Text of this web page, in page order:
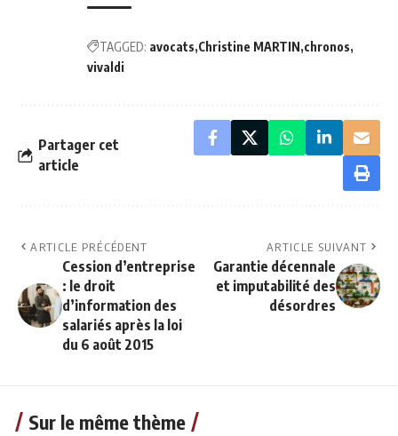
TAGGED: avocats Christine MARTIN chronos
vivaldi
Partager cet
article
ARTICLE PRÉCÉDENT
Cession d’entreprise
: le droit
d’information des
salariés après la loi
du 6 août 2015
ARTICLE SUIVANT
Garantie décennale
et imputabilité des
désordres
Sur le même thème